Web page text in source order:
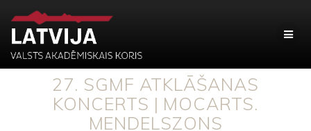
27. SGMF ATKLĀŠANAS
KONCERTS | MOCARTS.
MENDELSZONS